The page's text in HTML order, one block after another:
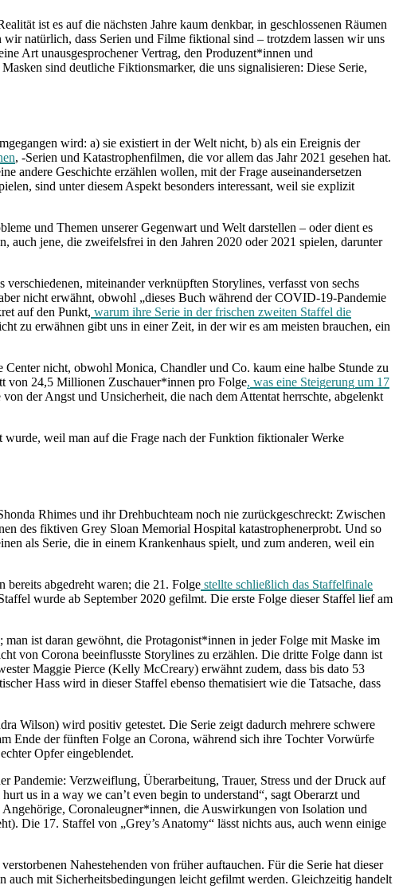
ist es auf die nächsten Jahre kaum denkbar, in geschlossenen Räumen
natürlich, dass Serien und Filme fiktional sind – trotzdem lassen wir uns
Art unausgesprochener Vertrag, den Produzent*innen und
sind deutliche Fiktionsmarker, die uns signalisieren: Diese Serie,
wird: a) sie existiert in der Welt nicht, b) als ein Ereignis der
, -Serien und Katastrophenfilmen, die vor allem das Jahr 2021 gesehen hat.
andere Geschichte erzählen wollen, mit der Frage auseinandersetzen
sind unter diesem Aspekt besonders interessant, weil sie explizit
und Themen unserer Gegenwart und Welt darstellen – oder dient es
auch jene, die zweifelsfrei in den Jahren 2020 oder 2021 spielen, darunter
verschiedenen, miteinander verknüpften Storylines, verfasst von sechs
nicht erwähnt, obwohl „dieses Buch während der COVID-19-Pandemie
auf den Punkt, warum ihre Serie in der frischen zweiten Staffel die
zu erwähnen gibt uns in einer Zeit, in der wir es am meisten brauchen, ein
nicht, obwohl Monica, Chandler und Co. kaum eine halbe Stunde zu
von 24,5 Millionen Zuschauer*innen pro Folge, was eine Steigerung um 17
der Angst und Unsicherheit, die nach dem Attentat herrschte, abgelenkt
wurde, weil man auf die Frage nach der Funktion fiktionaler Werke
Rhimes und ihr Drehbuchteam noch nie zurückgeschreckt: Zwischen
des fiktiven Grey Sloan Memorial Hospital katastrophenerprobt. Und so
als Serie, die in einem Krankenhaus spielt, und zum anderen, weil ein
bereits abgedreht waren; die 21. Folge stellte schließlich das Staffelfinale
wurde ab September 2020 gefilmt. Die erste Folge dieser Staffel lief am
man ist daran gewöhnt, die Protagonist*innen in jeder Folge mit Maske im
von Corona beeinflusste Storylines zu erzählen. Die dritte Folge dann ist
Maggie Pierce (Kelly McCreary) erwähnt zudem, dass bis dato 53
Hass wird in dieser Staffel ebenso thematisiert wie die Tatsache, dass
Wilson) wird positiv getestet. Die Serie zeigt dadurch mehrere schwere
Ende der fünften Folge an Corona, während sich ihre Tochter Vorwürfe
Opfer eingeblendet.
Pandemie: Verzweiflung, Überarbeitung, Trauer, Stress und der Druck auf
us in a way we can’t even begin to understand“, sagt Oberarzt und
Coronaleugner*innen, die Auswirkungen von Isolation und
Die 17. Staffel von „Grey’s Anatomy“ lässt nichts aus, auch wenn einige
Nahestehenden von früher auftauchen. Für die Serie hat dieser
mit Sicherheitsbedingungen leicht gefilmt werden. Gleichzeitig handelt